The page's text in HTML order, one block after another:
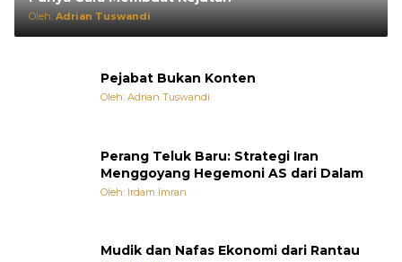
Oleh: Adrian Tuswandi
Pejabat Bukan Konten
Oleh: Adrian Tuswandi
Perang Teluk Baru: Strategi Iran
Menggoyang Hegemoni AS dari Dalam
Oleh: Irdam Imran
Mudik dan Nafas Ekonomi dari Rantau